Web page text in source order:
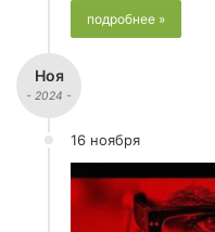
подробнее »
Ноя
- 2024 -
16 ноября